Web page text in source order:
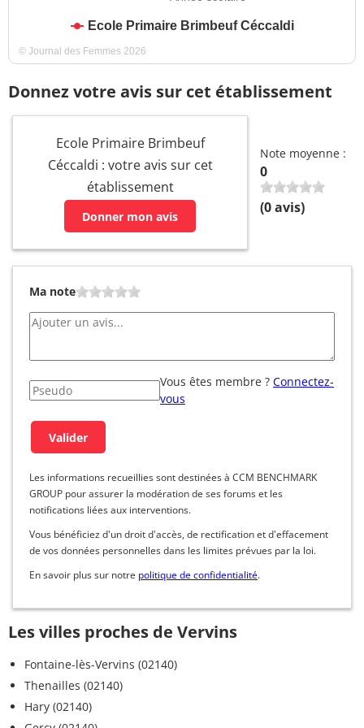
Ecole Primaire Brimbeuf Céccaldi
© Journal des Femmes 2026
Donnez votre avis sur cet établissement
Ecole Primaire Brimbeuf
Céccaldi : votre avis sur cet
établissement
Donner mon avis
Note moyenne :
0
(0avis)
Ma note
Vous êtes membre ? Connectez-
vous
Les informations recueillies sont destinées à CCM BENCHMARK
GROUP pour assurer la modération de ses forums et les
notifications liées aux interventions.
Vous bénéficiez d'un droit d'accès, de rectification et d'effacement
de vos données personnelles dans les limites prévues par la loi.
En savoir plus sur notre politique de confidentialité.
Les villes proches de Vervins
Fontaine-lès-Vervins (02140)
Thenailles (02140)
Hary (02140)